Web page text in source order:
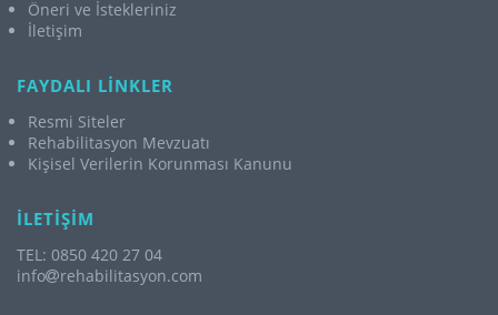
Öneri ve İstekleriniz
İletişim
FAYDALI LİNKLER
Resmi Siteler
Rehabilitasyon Mevzuatı
Kişisel Verilerin Korunması Kanunu
İLETİŞİM
TEL: 0850 420 27 04
info
rehabilitasyon.com